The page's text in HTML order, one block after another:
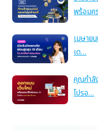
พร้อม
เมษาย
เด…
คุณกำลั
โปรอ…